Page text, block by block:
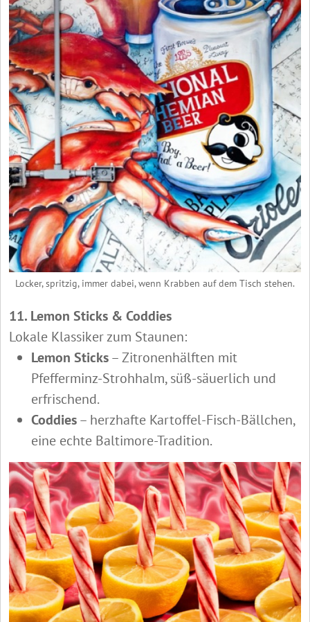
Locker, spritzig, immer dabei, wenn Krabben auf dem Tisch stehen.
11. Lemon Sticks & Coddies
Lokale Klassiker zum Staunen:
Lemon Sticks– Zitronenhälften mit
Pfefferminz-Strohhalm, süß-säuerlich und
erfrischend.
Coddies– herzhafte Kartoffel-Fisch-Bällchen,
eine echte Baltimore-Tradition.